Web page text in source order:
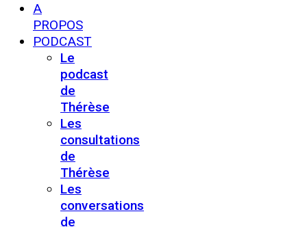
A
PROPOS
PODCAST
Le
podcast
de
Thérèse
Les
consultations
de
Thérèse
Les
conversations
de